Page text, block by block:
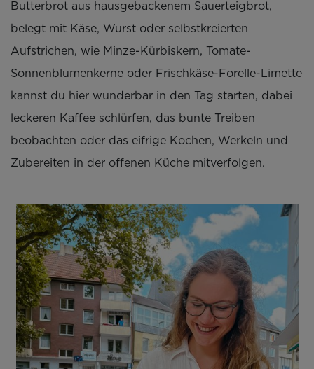
Butterbrot aus hausgebackenem Sauerteigbrot,
belegt mit Käse, Wurst oder selbstkreierten
Aufstrichen, wie Minze-Kürbiskern, Tomate-
Sonnenblumenkerne oder Frischkäse-Forelle-Limette
kannst du hier wunderbar in den Tag starten, dabei
leckeren Kaffee schlürfen, das bunte Treiben
beobachten oder das eifrige Kochen, Werkeln und
Zubereiten in der offenen Küche mitverfolgen.